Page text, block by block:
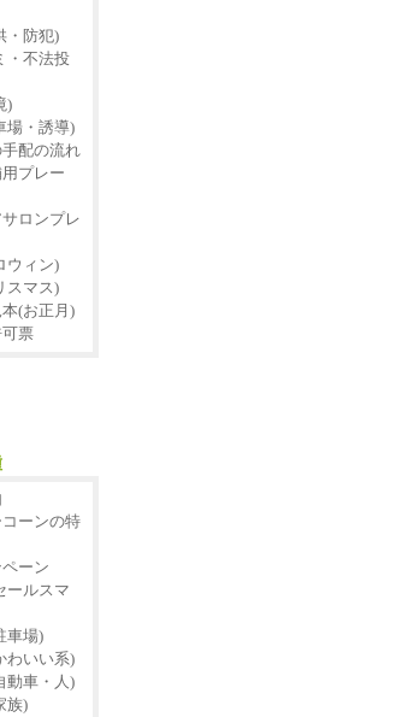
・防犯)
・不法投
)
・誘導)
配の流れ
用プレー
サロンプレ
ウィン)
スマス)
(お正月)
票
ーンの特
ーン
ールスマ
車場)
わいい系)
動車・人)
族)